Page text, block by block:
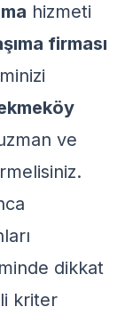
hizmeti
firması
ve
dikkat
kriter